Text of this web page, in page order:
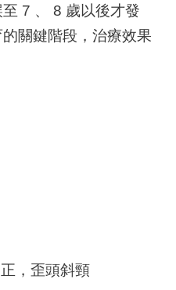
7 、 8 歲以後才發
關鍵階段，治療效果
，歪頭斜頸